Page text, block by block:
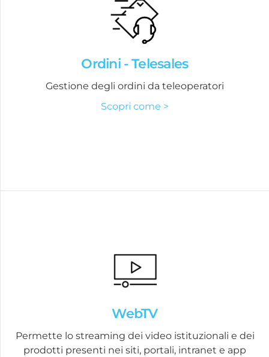
Ordini - Telesales
Gestione degli ordini da teleoperatori
Scopri come >
WebTV
Permette lo streaming dei video istituzionali e dei
prodotti presenti nei siti, portali, intranet e app